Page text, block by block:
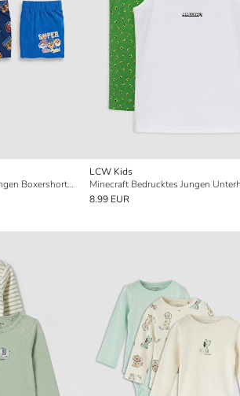
Paw Patrol Lizenzierte Jungen Boxershorts 3er-Pack
LCW Kids
8.99 EUR